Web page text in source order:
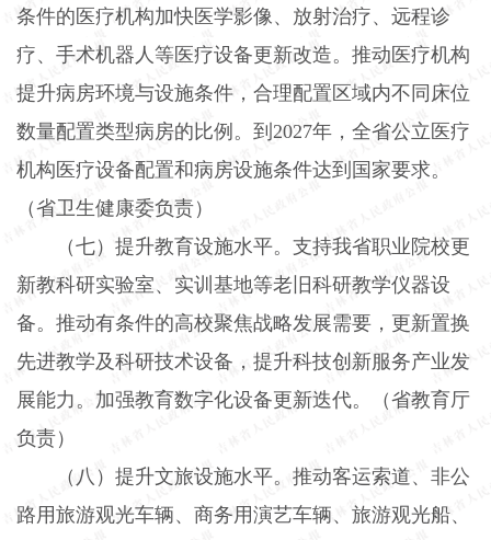
条件的医疗机构加快医学影像、放射治疗、远程诊
疗、手术机器人等医疗设备更新改造。推动医疗机构
提升病房环境与设施条件，合理配置区域内不同床位
数量配置类型病房的比例。到 2027年，全省公立医疗
机构医疗设备配置和病房设施条件达到国家要求。
（省卫生健康委负责）
（七）提升教育设施水平。 支持我省职业院校更
新教科研实验室、实训基地等老旧科研教学仪器设
备。推动有条件的高校聚焦战略发展需要，更新置换
先进教学及科研技术设备，提升科技创新服务产业发
展能力。加强教育数字化设备更新迭代。（省教育厅
负责）
（八）提升文旅设施水平。 推动客运索道、非公
路用旅游观光车辆、商务用演艺车辆、旅游观光船、